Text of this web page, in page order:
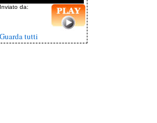
Inviato da:
Guarda tutti